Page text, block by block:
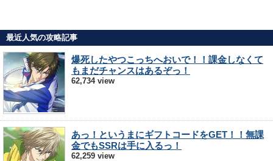
最近人気の攻略記事
爆死したやつこっちへおいで！！課金しなくて
もまだチャンスはあるぞっ！
62,734 view
あっ！というまにギフトコードをGET！！無課
金でもSSRは手に入るっ！
62,259 view